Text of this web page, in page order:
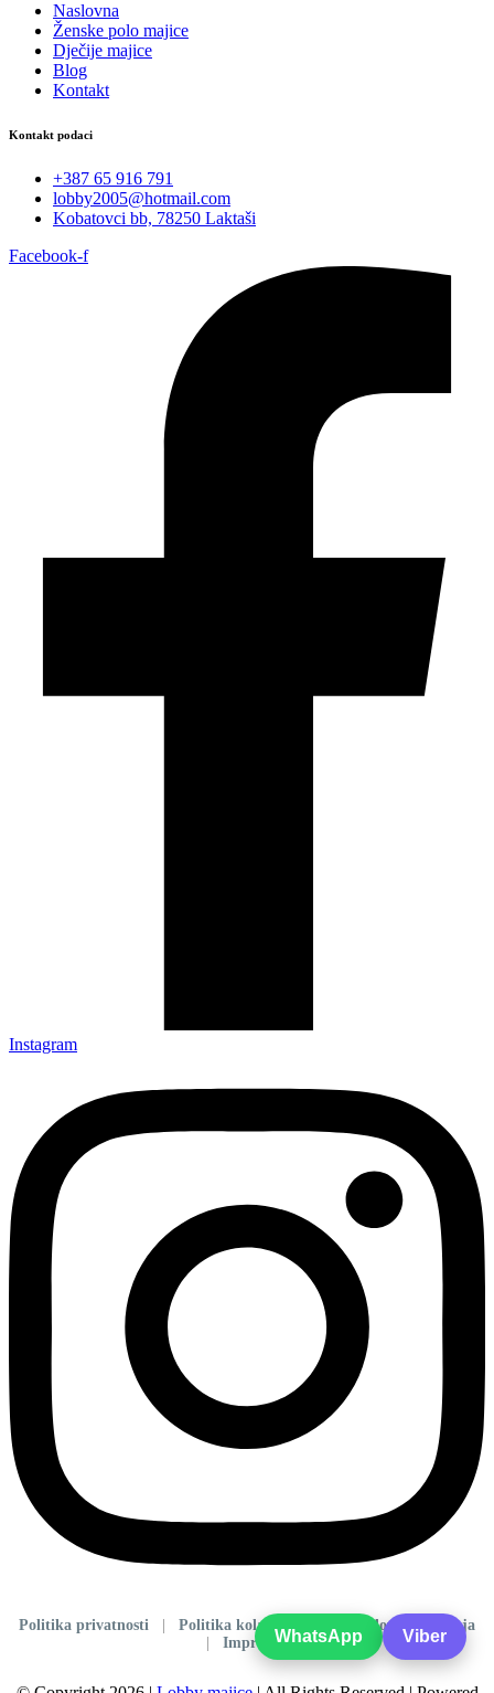
Naslovna
Ženske polo majice
Dječije majice
Blog
Kontakt
Kontakt podaci
+387 65 916 791
lobby2005@hotmail.com
Kobatovci bb, 78250 Laktaši
Facebook-f
Instagram
Politika privatnosti Politika kolačića
Opšti uslovi poslovanja
ImpressumWhatsApp Viber